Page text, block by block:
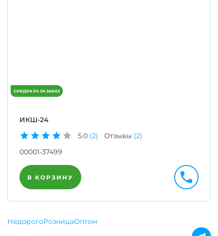
ИКШ-24
5.0 (2) Отзывы (2)
00001-37499
В КОРЗИНУ
НедорогоРозницаОптом